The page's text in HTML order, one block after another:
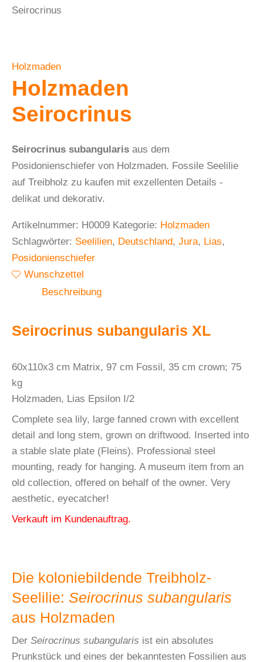
Seirocrinus
Holzmaden
Holzmaden
Seirocrinus
Seirocrinus subangularis aus dem
Posidonienschiefer von Holzmaden. Fossile Seelilie
auf Treibholz zu kaufen mit exzellenten Details -
delikat und dekorativ.
Artikelnummer: H0009 Kategorie: Holzmaden
Schlagwörter: Seelilien, Deutschland, Jura, Lias,
Posidonienschiefer
Wunschzettel
Beschreibung
Seirocrinus subangularis XL
60x110x3 cm Matrix, 97 cm Fossil, 35 cm crown; 75
kg
Holzmaden, Lias Epsilon I/2
Complete sea lily, large fanned crown with excellent
detail and long stem, grown on driftwood. Inserted into
a stable slate plate (Fleins). Professional steel
mounting, ready for hanging. A museum item from an
old collection, offered on behalf of the owner. Very
aesthetic, eyecatcher!
Verkauft im Kundenauftrag.
Die koloniebildende Treibholz-
Seelilie: Seirocrinus subangularis
aus Holzmaden
Der Seirocrinus subangularis ist ein absolutes
Prunkstück und eines der bekanntesten Fossilien aus